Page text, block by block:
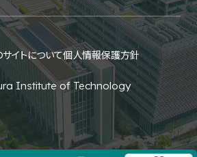
サイトについて個人情報保護方針
Institute of Technology